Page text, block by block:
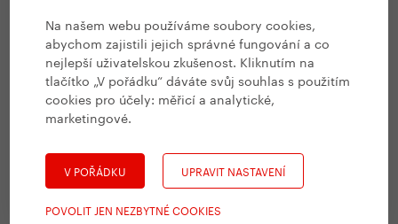
Na našem webu používáme soubory cookies,
abychom zajistili jejich správné fungování a co
nejlepší uživatelskou zkušenost. Kliknutím na
tlačítko „V pořádku“ dáváte svůj souhlas s použitím
cookies pro účely: měřicí a analytické,
marketingové.
V POŘÁDKU UPRAVIT NASTAVENÍ
POVOLIT JEN NEZBYTNÉ COOKIES
Příběhy
Legendární trasa JOGLE za 16 dní. Zní